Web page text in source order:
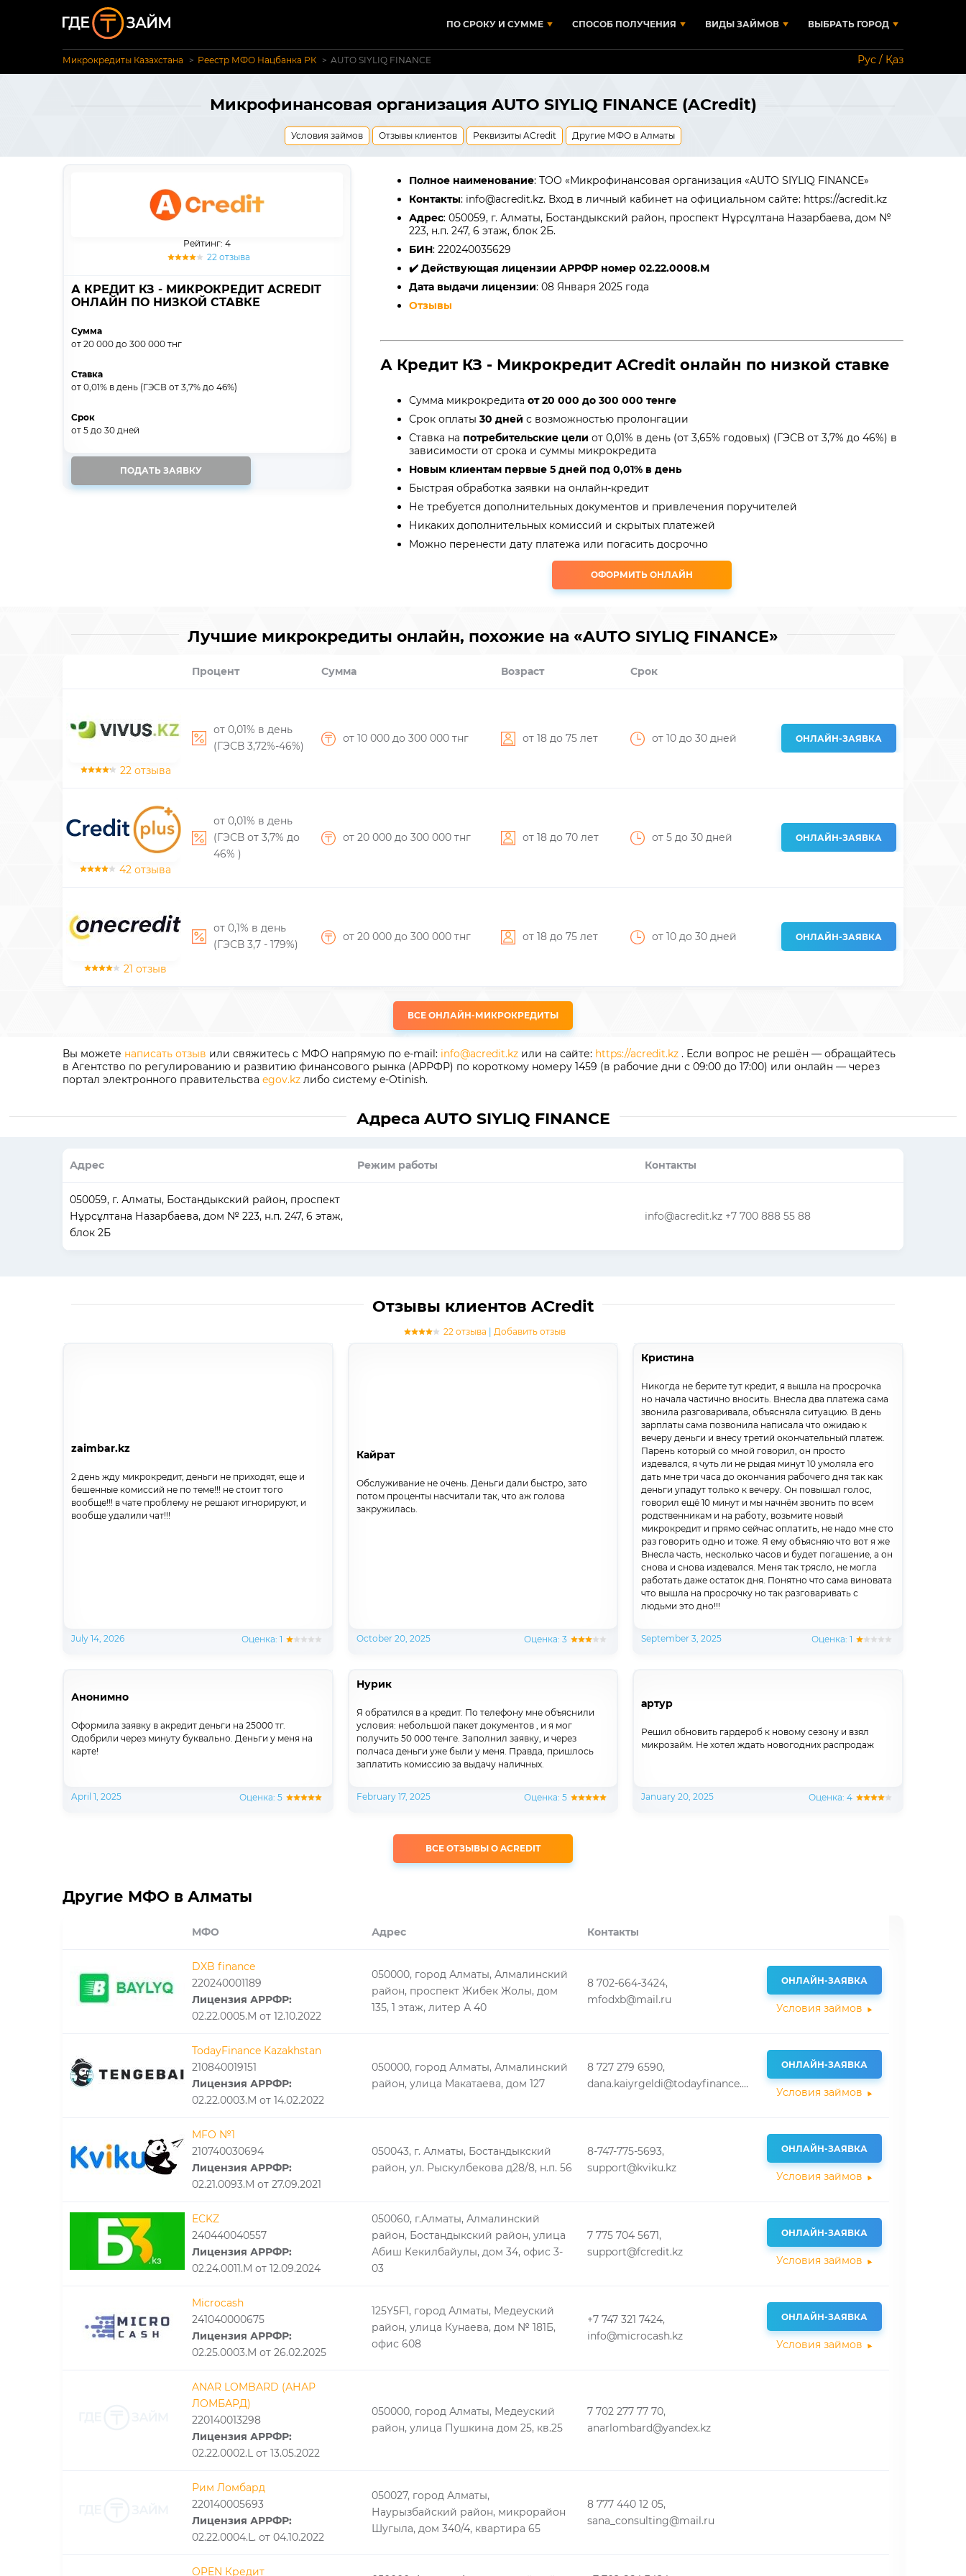
ПО СРОКУ И СУММЕ СПОСОБ ПОЛУЧЕНИЯ ВИДЫ ЗАЙМОВ ВЫБРАТЬ ГОРОД
Микрокредиты Казахстана Реестр МФО Нацбанка РК AUTO SIYLIQ FINANCE Рус / Қаз
Микрофинансовая организация AUTO SIYLIQ FINANCE (ACredit)
Условия займов Отзывы клиентов Реквизиты ACredit Другие МФО в Алматы
Рейтинг: 4
22 отзыва
А КРЕДИТ КЗ - МИКРОКРЕДИТ ACREDIT
ОНЛАЙН ПО НИЗКОЙ СТАВКЕ
Сумма
от 20 000 до 300 000 тнг
Ставка
от 0,01% в день (ГЭСВ от 3,7% до 46%)
Срок
от 5 до 30 дней
ПОДАТЬ ЗАЯВКУ
Полное наименование: ТОО «Микрофинансовая организация «AUTO SIYLIQ FINANCE»
Контакты: info@acredit.kz. Вход в личный кабинет на официальном сайте: https://acredit.kz
Адрес: 050059, г. Алматы, Бостандыкский район, проспект Нұрсұлтана Назарбаева, дом №
223, н.п. 247, 6 этаж, блок 2Б.
БИН: 220240035629
✔️ Действующая лицензии АРРФР номер 02.22.0008.М
Дата выдачи лицензии: 08 Января 2025 года
Отзывы
А Кредит КЗ - Микрокредит ACredit онлайн по низкой ставке
Сумма микрокредитаот 20 000 до 300 000 тенге
Срок оплаты 30 днейс возможностью пролонгации
Ставка на потребительские целиот 0,01% в день (от 3,65% годовых) (ГЭСВ от 3,7% до 46%) в
зависимости от срока и суммы микрокредита
Новым клиентам первые 5 дней под 0,01% в день
Быстрая обработка заявки на онлайн-кредит
Не требуется дополнительных документов и привлечения поручителей
Никаких дополнительных комиссий и скрытых платежей
Можно перенести дату платежа или погасить досрочно
ОФОРМИТЬ ОНЛАЙН
Лучшие микрокредиты онлайн, похожие на «AUTO SIYLIQ FINANCE»
Процент Сумма Возраст Срок
от 0,01% в день
(ГЭСВ 3,72%-46%)
от 10 000 до 300 000 тнг от 18 до 75 лет от 10 до 30 дней
от 0,01% в день
(ГЭСВ от 3,7% до
46% )
от 20 000 до 300 000 тнг от 18 до 70 лет от 5 до 30 дней
от 0,1% в день
(ГЭСВ 3,7 - 179%)
от 20 000 до 300 000 тнг от 18 до 75 лет от 10 до 30 дней
22 отзыва
42 отзыва
21 отзыв
ОНЛАЙН-ЗАЯВКА
ОНЛАЙН-ЗАЯВКА
ОНЛАЙН-ЗАЯВКА
ВСЕ ОНЛАЙН-МИКРОКРЕДИТЫ
Вы можете написать отзыв или свяжитесь с МФО напрямую по e-mail: info@acredit.kz или на сайте: https://acredit.kz . Если вопрос не решён — обращайтесь
в Агентство по регулированию и развитию финансового рынка (АРРФР) по короткому номеру 1459 (в рабочие дни с 09:00 до 17:00) или онлайн — через
портал электронного правительства egov.kz либо систему e-Otinish.
Адреса AUTO SIYLIQ FINANCE
Адрес Режим работы Контакты
050059, г. Алматы, Бостандыкский район, проспект
Нұрсұлтана Назарбаева, дом № 223, н.п. 247, 6 этаж,
блок 2Б
info@acredit.kz +7 700 888 55 88
Отзывы клиентов ACredit
22 отзыва Добавить отзыв
zaimbar.kz
2 день жду микрокредит, деньги не приходят, еще и
бешенные комиссий не по теме!!! не стоит того
вообще!!! в чате проблему не решают игнорируют, и
вообще удалили чат!!!
July 14, 2026 Оценка: 1
Кайрат
Обслуживание не очень. Деньги дали быстро, зато
потом проценты насчитали так, что аж голова
закружилась.
October 20, 2025 Оценка: 3
Кристина
Никогда не берите тут кредит, я вышла на просрочка
но начала частично вносить. Внесла два платежа сама
звонила разговаривала, объясняла ситуацию. В день
зарплаты сама позвонила написала что ожидаю к
вечеру деньги и внесу третий окончательный платеж.
Парень который со мной говорил, он просто
издевался, я чуть ли не рыдая минут 10 умоляла его
дать мне три часа до окончания рабочего дня так как
деньги упадут только к вечеру. Он повышал голос,
говорил ещё 10 минут и мы начнём звонить по всем
родственникам и на работу, возьмите новый
микрокредит и прямо сейчас оплатить, не надо мне сто
раз говорить одно и тоже. Я ему объясняю что вот я же
Внесла часть, несколько часов и будет погашение, а он
снова и снова издевался. Меня так трясло, не могла
работать даже остаток дня. Понятно что сама виновата
что вышла на просрочку но так разговаривать с
людьми это дно!!!
September 3, 2025 Оценка: 1
Анонимно
Оформила заявку в акредит деньги на 25000 тг.
Одобрили через минуту буквально. Деньги у меня на
карте!
April 1, 2025 Оценка: 5
Нурик
Я обратился в а кредит. По телефону мне объяснили
условия: небольшой пакет документов , и я мог
получить 50 000 тенге. Заполнил заявку, и через
полчаса деньги уже были у меня. Правда, пришлось
заплатить комиссию за выдачу наличных.
February 17, 2025 Оценка: 5
артур
Решил обновить гардероб к новому сезону и взял
микрозайм. Не хотел ждать новогодних распродаж
January 20, 2025 Оценка: 4
ВСЕ ОТЗЫВЫ О ACREDIT
Другие МФО в Алматы
МФО Адрес Контакты
DXB finance
220240001189
Лицензия АРРФР:
02.22.0005.М от 12.10.2022
050000, город Алматы, Алмалинский
район, проспект Жибек Жолы, дом
135, 1 этаж, литер А 40
8 702-664-3424,
mfodxb@mail.ru
ОНЛАЙН-ЗАЯВКА
Условия займов
TodayFinance Kazakhstan
210840019151
Лицензия АРРФР:
02.22.0003.М от 14.02.2022
050000, город Алматы, Алмалинский
район, улица Макатаева, дом 127
8 727 279 6590,
dana.kaiyrgeldi@todayfinance.group
ОНЛАЙН-ЗАЯВКА
Условия займов
MFO №1
210740030694
Лицензия АРРФР:
02.21.0093.М от 27.09.2021
050043, г. Алматы, Бостандыкский
район, ул. Рыскулбекова д28/8, н.п. 56
8-747-775-5693,
support@kviku.kz
ОНЛАЙН-ЗАЯВКА
Условия займов
ECKZ
240440040557
Лицензия АРРФР:
02.24.0011.М от 12.09.2024
050060, г.Алматы, Алмалинский
район, Бостандыкский район, улица
Абиш Кекилбайулы, дом 34, офис 3-
03
7 775 704 5671,
support@fcredit.kz
ОНЛАЙН-ЗАЯВКА
Условия займов
Microcash
241040000675
Лицензия АРРФР:
02.25.0003.M от 26.02.2025
125Y5F1, город Алматы, Медеуский
район, улица Кунаева, дом № 181Б,
офис 608
+7 747 321 7424,
info@microcash.kz
ОНЛАЙН-ЗАЯВКА
Условия займов
ANAR LOMBARD (АНАР
ЛОМБАРД)
220140013298
Лицензия АРРФР:
02.22.0002.L от 13.05.2022
050000, город Алматы, Медеуский
район, улица Пушкина дом 25, кв.25
7 702 277 77 70,
anarlombard@yandex.kz
Рим Ломбард
220140005693
Лицензия АРРФР:
02.22.0004.L. от 04.10.2022
050027, город Алматы,
Наурызбайский район, микрорайон
Шугыла, дом 340/4, квартира 65
8 777 440 12 05,
sana_consulting@mail.ru
OPEN Кредит